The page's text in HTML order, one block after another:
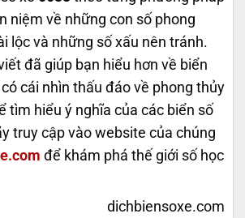
niệm về những con số phong
lộc và những số xấu nên tránh.
đã giúp bạn hiểu hơn về biển
cái nhìn thấu đáo về phong thủy
tìm hiểu ý nghĩa của các biển số
truy cập vào website của chúng
để khám phá thế giới số học
dichbiensoxe.com